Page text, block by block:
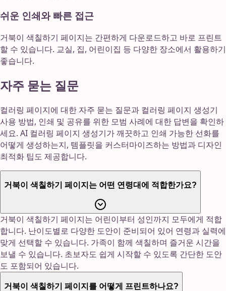
쉬운 인쇄와 빠른 접근
거북이 색칠하기 페이지는 간편하게 다운로드하고 바로 프린트
할 수 있습니다. 교실, 집, 어린이집 등 다양한 장소에서 활용하기
좋습니다.
자주 묻는 질문
컬러링 페이지에 대한 자주 묻는 질문과 컬러링 페이지 생성기
사용 방법, 인쇄 및 공유를 위한 모범 사례에 대한 답변을 확인하
세요. AI 컬러링 페이지 생성기가 깨끗하고 인쇄 가능한 선화를
어떻게 생성하는지, 템플릿을 커스터마이즈하는 방법과 디자인
최적화 팁도 제공합니다.
거북이 색칠하기 페이지는 어떤 연령대에 적합한가요?
거북이 색칠하기 페이지는 어린이부터 성인까지 모두에게 적합
합니다. 난이도별로 다양한 도안이 준비되어 있어 연령과 실력에
맞게 선택할 수 있습니다. 가족이 함께 색칠하며 즐거운 시간을
보낼 수 있습니다. 초보자도 쉽게 시작할 수 있도록 간단한 도안
도 포함되어 있습니다.
거북이 색칠하기 페이지를 어떻게 프린트하나요?